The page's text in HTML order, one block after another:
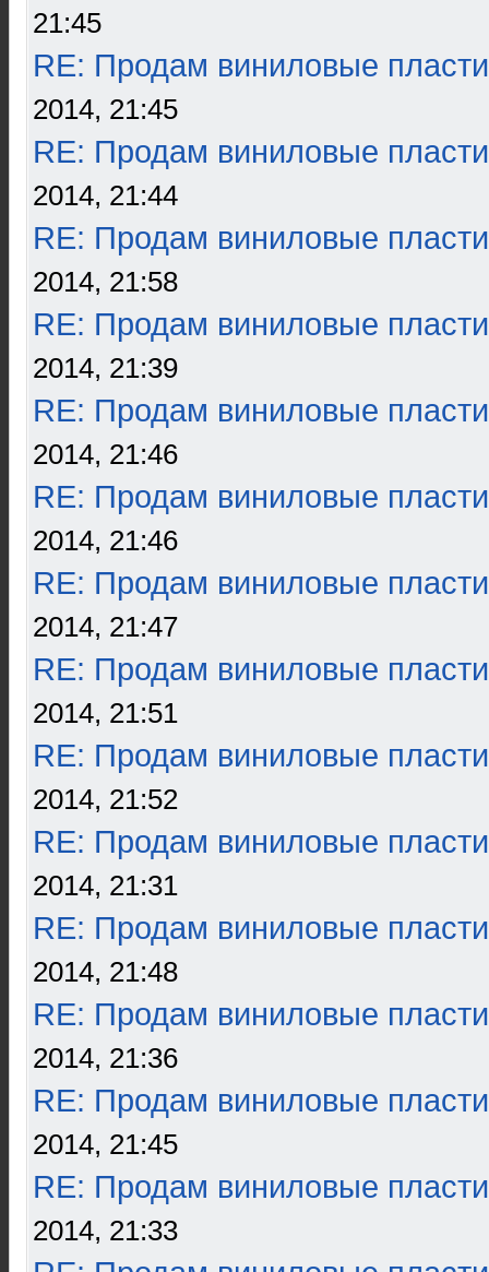
21:45
RE: Продам виниловые
2014, 21:45
RE: Продам виниловые
2014, 21:44
RE: Продам виниловые
2014, 21:58
RE: Продам виниловые
2014, 21:39
RE: Продам виниловые
2014, 21:46
RE: Продам виниловые
2014, 21:46
RE: Продам виниловые
2014, 21:47
RE: Продам виниловые
2014, 21:51
RE: Продам виниловые
2014, 21:52
RE: Продам виниловые
2014, 21:31
RE: Продам виниловые
2014, 21:48
RE: Продам виниловые
2014, 21:36
RE: Продам виниловые
2014, 21:45
RE: Продам виниловые
2014, 21:33